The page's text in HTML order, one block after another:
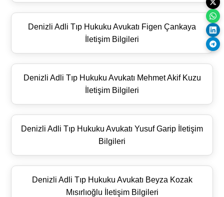
Denizli Adli Tıp Hukuku Avukatı Figen Çankaya
İletişim Bilgileri
Denizli Adli Tıp Hukuku Avukatı Mehmet Akif Kuzu
İletişim Bilgileri
Denizli Adli Tıp Hukuku Avukatı Yusuf Garip İletişim
Bilgileri
Denizli Adli Tıp Hukuku Avukatı Beyza Kozak
Mısırlıoğlu İletişim Bilgileri